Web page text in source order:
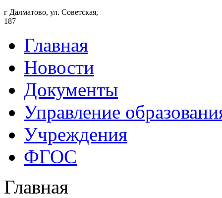
г Далматово, ул. Советская,
187
Главная
Новости
Документы
Управление
Учреждения
ФГОС
Главная